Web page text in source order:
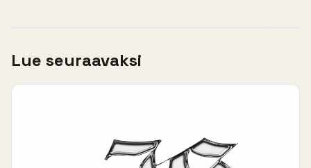
Lue seuraavaksi